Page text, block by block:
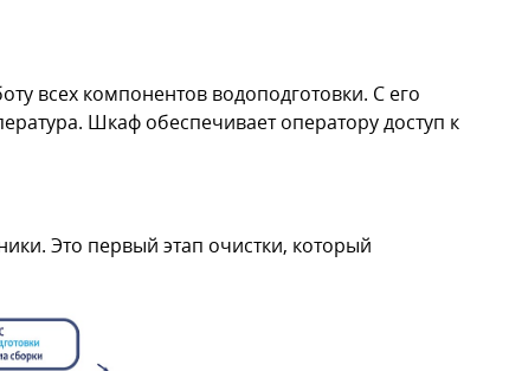
всех компонентов водоподготовки. С его
Шкаф обеспечивает оператору доступ к
Это первый этап очистки, который